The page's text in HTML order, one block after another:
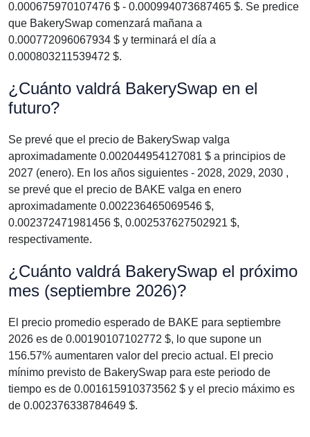
0.000675970107476 $ - 0.000994073687465 $. Se predice
que BakerySwap comenzará mañana a
0.000772096067934 $ y terminará el día a
0.000803211539472 $.
¿Cuánto valdrá BakerySwap en el
futuro?
Se prevé que el precio de BakerySwap valga
aproximadamente 0.002044954127081 $ a principios de
2027 (enero). En los años siguientes - 2028, 2029, 2030 ,
se prevé que el precio de BAKE valga en enero
aproximadamente 0.002236465069546 $,
0.002372471981456 $, 0.002537627502921 $,
respectivamente.
¿Cuánto valdrá BakerySwap el próximo
mes (septiembre 2026)?
El precio promedio esperado de BAKE para septiembre
2026 es de 0.00190107102772 $, lo que supone un
156.57% aumentaren valor del precio actual. El precio
mínimo previsto de BakerySwap para este periodo de
tiempo es de 0.001615910373562 $ y el precio máximo es
de 0.002376338784649 $.